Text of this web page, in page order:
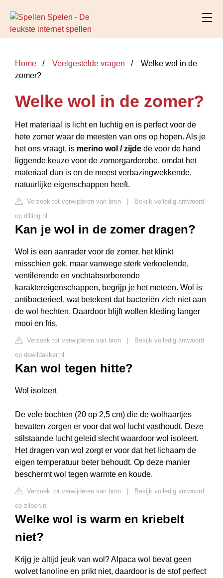
Home Veelgestelde vragen
Welke wol in de
zomer?
Welke wol in de zomer?
Het materiaal is licht en luchtig en is perfect voor de
hete zomer waar de meesten van ons op hopen. Als je
het ons vraagt, is merino wol / zijde de voor de hand
liggende keuze voor de zomergarderobe, omdat het
materiaal dun is en de meest verbazingwekkende,
natuurlijke eigenschappen heeft.
Verzoek tot verwijderen van bron
Bekijk volledig antwoord
op dilling.nl
Kan je wol in de zomer dragen?
Wol is een aanrader voor de zomer, het klinkt
misschien gek, maar vanwege sterk verkoelende,
ventilerende en vochtabsorberende
karaktereigenschappen, begrijp je het meteen. Wol is
antibacterieel, wat betekent dat bacteriën zich niet aan
de wol hechten. Daardoor blijft wollen kleding langer
mooi en fris.
Verzoek tot verwijderen van bron
Bekijk volledig antwoord
op dewildakker.nl
Kan wol tegen hitte?
Wol isoleert
De vele bochten (20 op 2,5 cm) die de wolhaartjes
bevatten zorgen er voor dat wol lucht vasthoudt. Deze
stilstaande lucht geleid slecht waardoor wol isoleert.
Het dragen van wol zorgt er voor dat het lichaam de
eigen temperatuur beter behoudt. Op deze manier
beschermt wol tegen warmte en koude.
Verzoek tot verwijderen van bron
Bekijk volledig antwoord
op ziloen.nl
Welke wol is warm en kriebelt
niet?
Krijg je altijd jeuk van wol? Alpaca wol bevat geen
wolvet lanoline en prikt niet, daardoor is de stof perfect